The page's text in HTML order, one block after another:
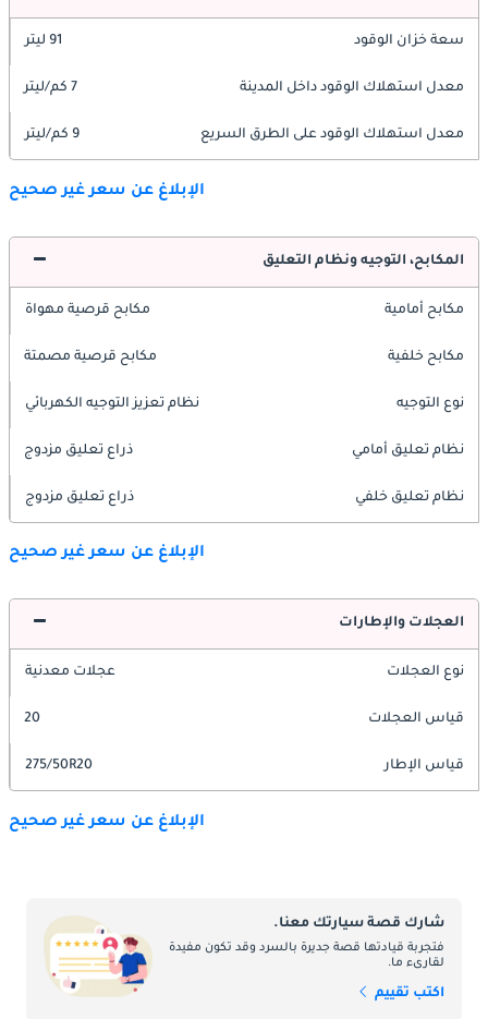
سعة خزان الوقود 91 ليتر
معدل استهلاك الوقود داخل المدينة 7 كم/ليتر
معدل استهلاك الوقود على الطرق السريع 9 كم/ليتر
الإبلاغ عن سعر غير صحيح
المكابح، التوجيه ونظام التعليق
مكابح أمامية مكابح قرصية مهواة
مكابح خلفية مكابح قرصية مصمتة
نوع التوجيه نظام تعزيز التوجيه الكهربائي
نظام تعليق أمامي ذراع تعليق مزدوج
نظام تعليق خلفي ذراع تعليق مزدوج
الإبلاغ عن سعر غير صحيح
العجلات والإطارات
نوع العجلات عجلات معدنية
قياس العجلات 20
قياس الإطار 275/50R20
الإبلاغ عن سعر غير صحيح
شارك قصة سيارتك معنا.
فتجربة قيادتها قصة جديرة بالسرد وقد تكون مفيدة
لقارىء ما.
اكتب تقييم